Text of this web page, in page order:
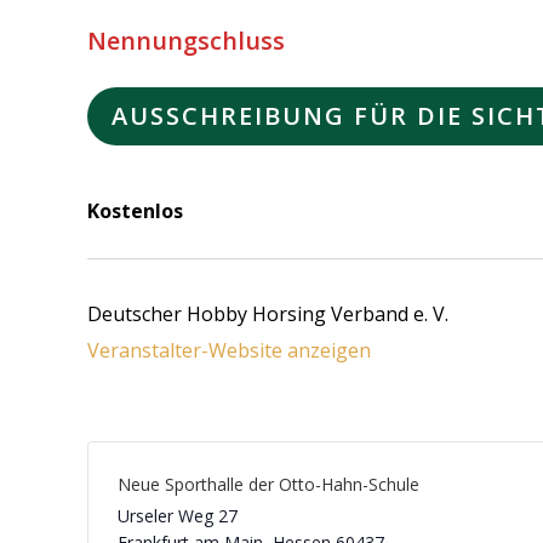
Nennungschluss
AUSSCHREIBUNG FÜR DIE
Kostenlos
Deutscher Hobby Horsing Verband e. V.
Veranstalter-Website anzeigen
Neue Sporthalle der Otto-Hahn-Schule
Urseler Weg 27